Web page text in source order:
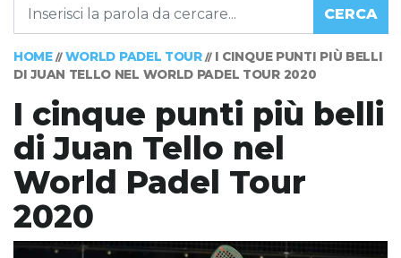
CERCA
HOME// WORLD PADEL TOUR// I CINQUE PUNTI PIÙ BELLI
DI JUAN TELLO NEL WORLD PADEL TOUR 2020
I cinque punti più belli
di Juan Tello nel
World Padel Tour
2020